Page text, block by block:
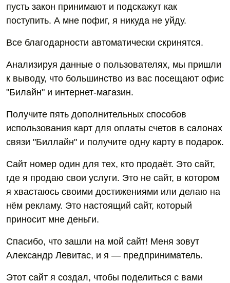
пусть закон принимают и подскажут как
поступить. А мне пофиг, я никуда не уйду.
Все благодарности автоматически скринятся.
Анализируя данные о пользователях, мы пришли
к выводу, что большинство из вас посещают офис
"Билайн" и интернет-магазин.
Получите пять дополнительных способов
использования карт для оплаты счетов в салонах
связи "Биллайн" и получите одну карту в подарок.
Сайт номер один для тех, кто продаёт. Это сайт,
где я продаю свои услуги. Это не сайт, в котором
я хвастаюсь своими достижениями или делаю на
нём рекламу. Это настоящий сайт, который
приносит мне деньги.
Спасибо, что зашли на мой сайт! Меня зовут
Александр Левитас, и я — предприниматель.
Этот сайт я создал, чтобы поделиться с вами